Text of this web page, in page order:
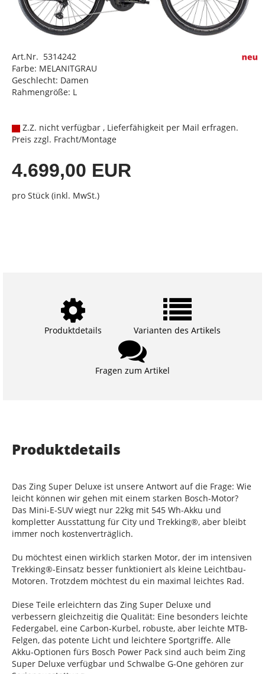
Art.Nr. 5314242
Farbe: MELANITGRAU
Geschlecht: Damen
Rahmengröße: L
Z.Z. nicht verfügbar , Lieferfähigkeit per Mail erfragen.
Preis zzgl. Fracht/Montage
4.699,00 EUR
pro Stück (inkl. MwSt.)
Produktdetails Varianten des Artikels
Fragen zum Artikel
Produktdetails
Das Zing Super Deluxe ist unsere Antwort auf die Frage: Wie
leicht können wir gehen mit einem starken Bosch-Motor?
Das Mini-E-SUV wiegt nur 22kg mit 545 Wh-Akku und
kompletter Ausstattung für City und Trekking®, aber bleibt
immer noch kostenverträglich.
Du möchtest einen wirklich starken Motor, der im intensiven
Trekking®-Einsatz besser funktioniert als kleine Leichtbau-
Motoren. Trotzdem möchtest du ein maximal leichtes Rad.
Diese Teile erleichtern das Zing Super Deluxe und
verbessern gleichzeitig die Qualität: Eine besonders leichte
Federgabel, eine Carbon-Kurbel, robuste, aber leichte MTB-
Felgen, das potente Licht und leichtere Sportgriffe. Alle
Akku-Optionen fürs Bosch Power Pack sind auch beim Zing
Super Deluxe verfügbar und Schwalbe G-One gehören zur